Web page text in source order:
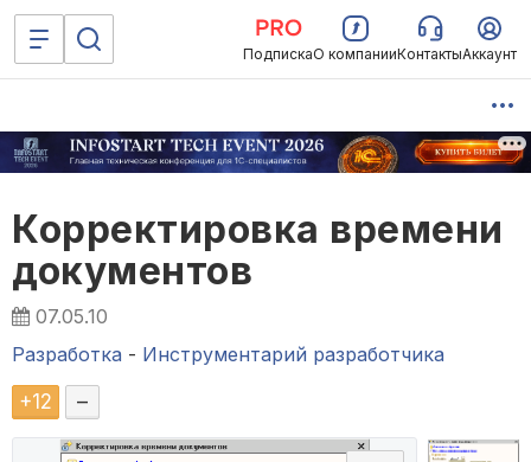
ПодпискаО компанииКонтактыАккаунт
Корректировка времени
документов
07.05.10
Разработка - Инструментарий разработчика
+12 –